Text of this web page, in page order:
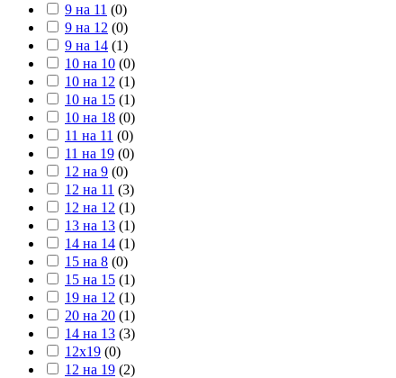
9 на 11 (0)
9 на 12 (0)
9 на 14 (1)
10 на 10 (0)
10 на 12 (1)
10 на 15 (1)
10 на 18 (0)
11 на 11 (0)
11 на 19 (0)
12 на 9 (0)
12 на 11 (3)
12 на 12 (1)
13 на 13 (1)
14 на 14 (1)
15 на 8 (0)
15 на 15 (1)
19 на 12 (1)
20 на 20 (1)
14 на 13 (3)
12х19 (0)
12 на 19 (2)